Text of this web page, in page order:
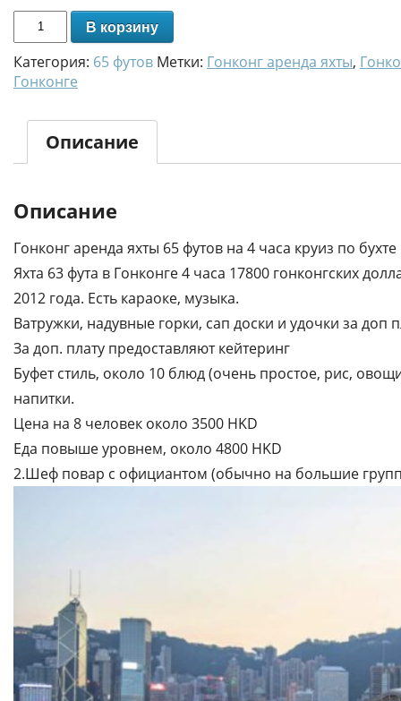
В корзину
Категория: 65 футов Метки: Гонконг аренда яхты,
Гонконге
Описание
Описание
Гонконг аренда яхты 65 футов на 4 часа круиз по
Яхта 63 фута в Гонконге 4 часа 17800 гонконгских
2012 года. Есть караоке, музыка.
Ватружки, надувные горки, сап доски и удочки за доп
За доп. плату предоставляют кейтеринг
Буфет стиль, около 10 блюд (очень простое, рис,
напитки.
Цена на 8 человек около 3500 HKD
Еда повыше уровнем, около 4800 HKD
2.Шеф повар с официантом (обычно на большие